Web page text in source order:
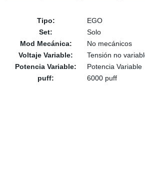
Tipo:
EGO
Set:
Solo
Mod Mecánica:
No mecánicos
Voltaje Variable:
Tensión no
Potencia Variable:
Potencia Variable
puff:
6000 puff